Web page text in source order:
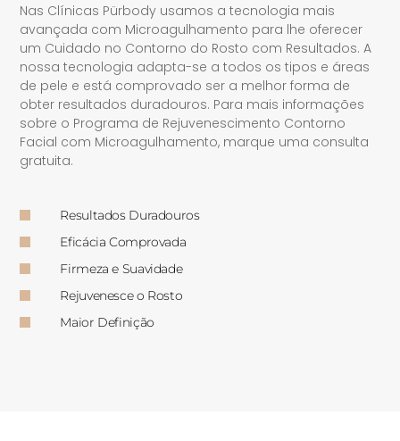
Nas Clínicas Pürbody usamos a tecnologia mais
avançada com Microagulhamento para lhe oferecer
um Cuidado no Contorno do Rosto com Resultados. A
nossa tecnologia adapta-se a todos os tipos e áreas
de pele e está comprovado ser a melhor forma de
obter resultados duradouros. Para mais informações
sobre o Programa de Rejuvenescimento Contorno
Facial com Microagulhamento, marque uma consulta
gratuita.
Resultados Duradouros
Eficácia Comprovada
Firmeza e Suavidade
Rejuvenesce o Rosto
Maior Definição